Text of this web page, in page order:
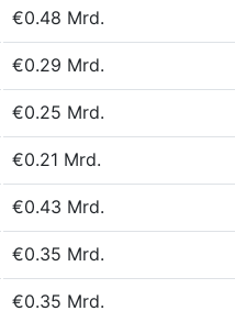
€0.48 Mrd.
€0.29 Mrd.
€0.25 Mrd.
€0.21 Mrd.
€0.43 Mrd.
€0.35 Mrd.
€0.35 Mrd.